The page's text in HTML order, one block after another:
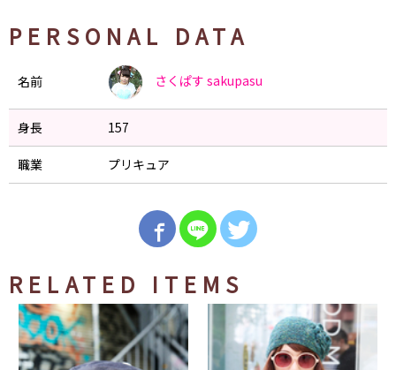
PERSONAL DATA
名前 さくぱす sakupasu
身長 157
職業 プリキュア
RELATED ITEMS